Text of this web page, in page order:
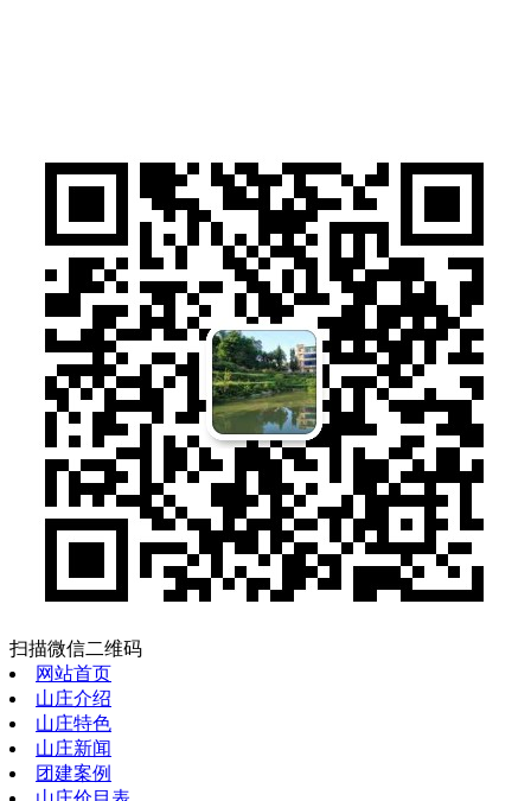
扫描微信二维码
网站首页
山庄介绍
山庄特色
山庄新闻
团建案例